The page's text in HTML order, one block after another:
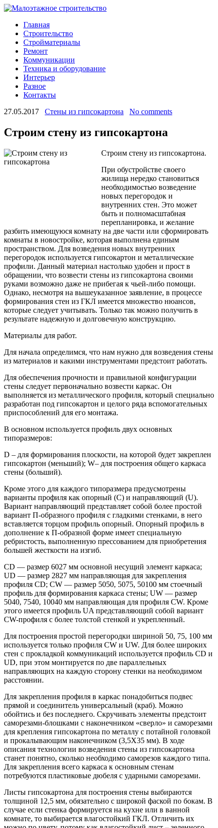
Главная
Строительство
Стройматериалы
Ремонт
Коммуникации
Техника и оборудование
Интерьер
Разное
Контакты
27.05.2017
Стены из гипсокартона No comments
Строим стену из гипсокартона
Строим стену из гипсокартона.
При обустройстве своего
жилища нередко становиться
необходимостью возведение
новых перегородок и
внутренних стен. Это может
быть и полномасштабная
перепланировка, и желание
разбить имеющуюся комнату на две части или сформировать
комнаты в новостройке, которая выполнена единым
пространством. Для возведения новых внутренних
перегородок используется гипсокартон и металлические
профили. Данный материал настолько удобен и прост в
обращении, что возвести стены из гипсокартона своими
руками возможно даже не прибегая к чьей-либо помощи.
Однако, несмотря на вышеуказанное заявление, в процессе
формирования стен из ГКЛ имеется множество нюансов,
которые следует учитывать. Только так можно получить в
результате надежную и долговечную конструкцию.
Материалы для работ.
Для начала определимся, что нам нужно для возведения стены
из материалов и какими инструментами предстоит работать.
Для обеспечения прочности и правильной конфигурации
стены следует первоначально возвести каркас. Он
выполняется из металлического профиля, который специально
разработан под гипсокартон и целого ряда вспомогательных
приспособлений для его монтажа.
В основном используется профиль двух основных
типоразмеров:
D – для формирования плоскости, на которой будет закреплен
гипсокартон (меньший); W– для построения общего каркаса
стены (больший).
Кроме этого для каждого типоразмера предусмотрены
варианты профиля как опорный (С) и направляющий (U).
Вариант направляющий представляет собой более простой
вариант П-образного профиля с гладкими стенками, в него
вставляется торцом профиль опорный. Опорный профиль в
дополнение к П-образной форме имеет специальную
ребристость, выполненную прессованием для приобретения
большей жесткости на изгиб.
CD — размер 6027 мм основной несущий элемент каркаса;
UD — размер 2827 мм направляющая для закрепления
профиля CD; CW — размер 5050, 5075, 50100 мм стоечный
профиль для формирования каркаса стены; UW — размер
5040, 7540, 10040 мм направляющая для профиля CW. Кроме
этого имеется профиль UA представляющий собой вариант
CW-профиля с более толстой стенкой и укрепленный.
Для построения простой перегородки шириной 50, 75, 100 мм
используется только профиля CW и UW. Для более широких
стен с прокладкой коммуникаций используется профиль CD и
UD, при этом монтируется по две параллельных
направляющих на каждую сторону стенки на необходимом
расстоянии.
Для закрепления профиля в каркас понадобиться подвес
прямой и соединитель универсальный (краб). Можно
обойтись и без последнего. Скручивать элементы предстоит
саморезами-блошками с наконечником «сверло» и саморезами
для крепления гипсокартона по металлу с потайной головкой
и прокалывающим наконечником (3,5Х35 мм). В ходе
описания технологии возведения стены из гипсокартона
станет понятно, сколько необходимо саморезов каждого типа.
Для закрепления всего каркаса к основным стенам
потребуются пластиковые дюбеля с ударными саморезами.
Листы гипсокартона для построения стены выбираются
толщиной 12,5 мм, обязательно с широкой фаской по бокам. В
случае если стенка формируется на кухне или в ванной
комнате, то выбирается влагостойкий ГКЛ. Отличить их